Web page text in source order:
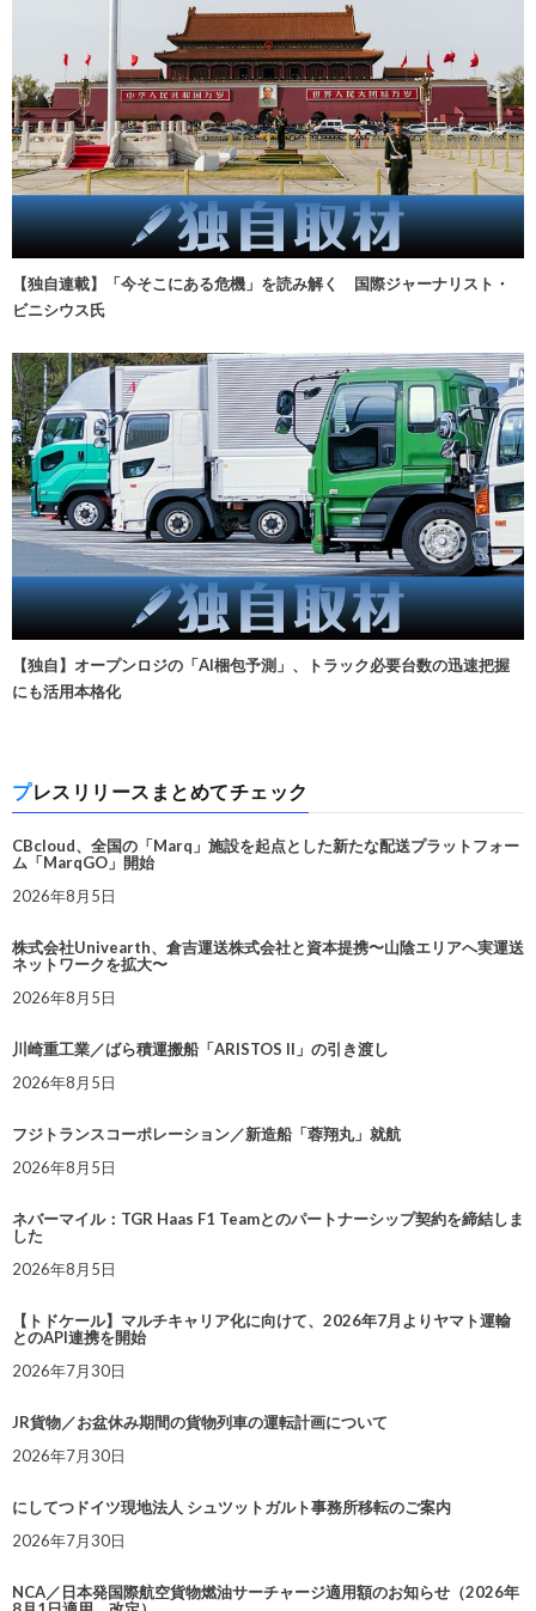
【独自連載】「今そこにある危機」を読み解く 国際ジャーナリスト・
ビニシウス氏
【独自】オープンロジの「AI梱包予測」、トラック必要台数の迅速把握
にも活用本格化
プレスリリースまとめてチェック
CBcloud、全国の「Marq」施設を起点とした新たな配送プラットフォー
ム「MarqGO」開始
2026年8月5日
株式会社Univearth、倉吉運送株式会社と資本提携〜山陰エリアへ実運送
ネットワークを拡大〜
2026年8月5日
川崎重工業／ばら積運搬船「ARISTOS II」の引き渡し
2026年8月5日
フジトランスコーポレーション／新造船「蓉翔丸」就航
2026年8月5日
ネバーマイル：TGR Haas F1 Teamとのパートナーシップ契約を締結しま
した
2026年8月5日
【トドケール】マルチキャリア化に向けて、2026年7月よりヤマト運輸
とのAPI連携を開始
2026年7月30日
JR貨物／お盆休み期間の貨物列車の運転計画について
2026年7月30日
にしてつドイツ現地法人 シュツットガルト事務所移転のご案内
2026年7月30日
NCA／日本発国際航空貨物燃油サーチャージ適用額のお知らせ（2026年